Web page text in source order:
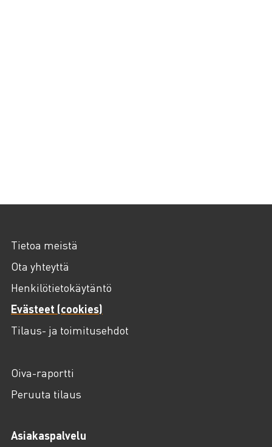
Tietoa meistä
Ota yhteyttä
Henkilötietokäytäntö
Evästeet (cookies)
Tilaus- ja toimitusehdot
Oiva-raportti
Peruuta tilaus
Asiakaspalvelu